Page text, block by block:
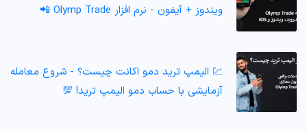
ویندوز + آیفون - نرم افزار Olymp Trade 📲
💹 الیمپ ترید دمو اکانت چیست؟ - شروع معامله
آزمایشی با حساب دمو الیمپ ترید! 💯